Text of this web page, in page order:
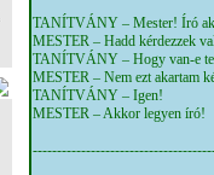
TANÍTVÁNY – Mester! Író
MESTER – Hadd kérdezzek
TANÍTVÁNY – Hogy van-e
MESTER – Nem ezt akartam
TANÍTVÁNY – Igen!
MESTER – Akkor legyen író!